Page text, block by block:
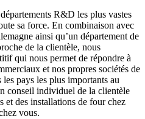
R&D les plus vastes
sa force. En combinaison avec
ainsi qu’un département de
de la clientèle, nous
qui nous permet de répondre à
et nos propres sociétés de
pays les plus importants au
conseil individuel de la clientèle
et des installations de four chez
vous.